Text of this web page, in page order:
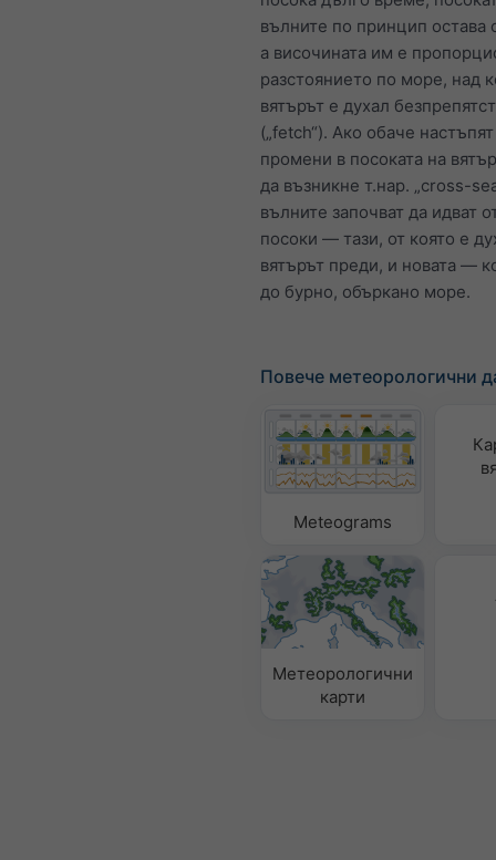
вълните по принцип остава
а височината им е
разстоянието по море, над
вятърът е духал
(„fetch“). Ако обаче
промени в посоката на
да възникне т.нар. „cross-
вълните започват да идват
посоки — тази, от която е
вятърът преди, и новата —
до бурно, объркано море.
Повече метеорологични
Meteograms
Метеорологични
карти